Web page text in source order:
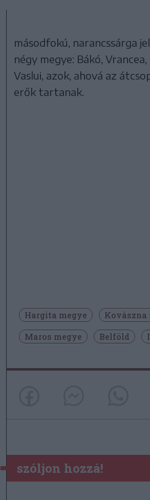
másodfokú, narancssárga
négy megye: Bákó, Vrancea,
Vaslui, azok, ahová az
erők tartanak.
Hargita megye
Kovászna
Maros megye
Belföld
szóljon hozzá!